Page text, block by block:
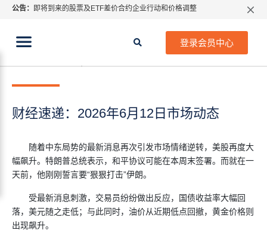
公告： 即将到来的股票及ETF差价合约企业行动和价格调整
登录会员中心
当前位置: 财经速递：2026年6月12日市场动态
财经速递：2026年6月12日市场动态
随着中东局势的最新消息再次引发市场情绪逆转，美股再度大
幅飙升。特朗普总统表示，和平协议可能在本周末签署。而就在一
天前，他刚刚誓言要“狠狠打击”伊朗。
受最新消息刺激，交易员纷纷做出反应，国债收益率大幅回
落，美元随之走低；与此同时，油价从近期低点回撤，黄金价格则
出现飙升。